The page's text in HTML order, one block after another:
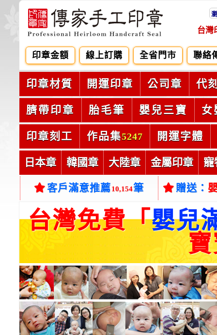
台灣
印章金額 線上訂購 全省門市 聯絡
印章材質 開運印章 公司章 代
臍帶印章 胎毛筆 嬰兒三寶 女
印章刻工 作品集5247 開運字體
日本章 韓國章 大陸章 金屬印章 寵
客戶滿意推薦10,154筆 贈送：
台灣免費「嬰兒